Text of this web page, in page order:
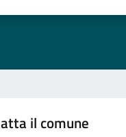
il comune